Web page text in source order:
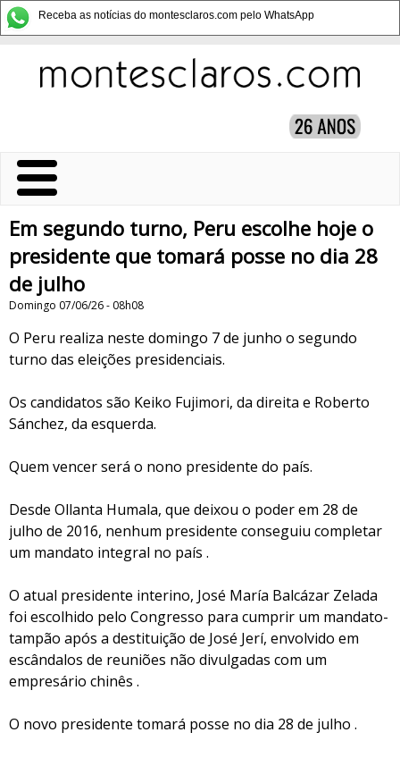
Receba as notícias do montesclaros.com pelo WhatsApp
Em segundo turno, Peru escolhe hoje o
presidente que tomará posse no dia 28
de julho
Domingo 07/06/26 - 08h08
O Peru realiza neste domingo 7 de junho o segundo
turno das eleições presidenciais.
Os candidatos são Keiko Fujimori, da direita e Roberto
Sánchez, da esquerda.
Quem vencer será o nono presidente do país.
Desde Ollanta Humala, que deixou o poder em 28 de
julho de 2016, nenhum presidente conseguiu completar
um mandato integral no país .
O atual presidente interino, José María Balcázar Zelada
foi escolhido pelo Congresso para cumprir um mandato-
tampão após a destituição de José Jerí, envolvido em
escândalos de reuniões não divulgadas com um
empresário chinês .
O novo presidente tomará posse no dia 28 de julho .